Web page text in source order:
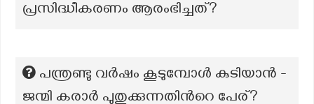
പ്രസിദ്ധീകരണം ആരംഭിച്ചത്?
പന്ത്രണ്ടു വർഷം കൂടുമ്പോൾ കുടിയാൻ -
ജന്മി കരാർ പുതുക്കുന്നതിന്‍റെ പേര്?